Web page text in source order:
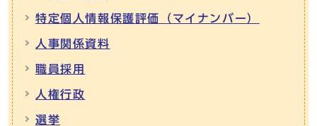
特定個人情報保護評価（マイナンバー）
人事関係資料
職員採用
人権行政
選挙